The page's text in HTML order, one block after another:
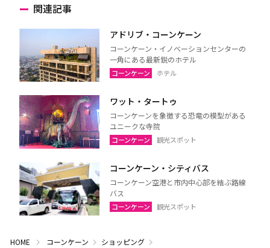
関連記事
アドリブ・コーンケーン
コーンケーン・イノベーションセンターの
一角にある最新鋭のホテル
コーンケーン ホテル
ワット・タートゥ
コーンケーンを象徴する恐竜の模型がある
ユニークな寺院
コーンケーン 観光スポット
コーンケーン・シティバス
コーンケーン空港と市内中心部を結ぶ路線
バス
コーンケーン 観光スポット
HOME コーンケーン
ショッピング